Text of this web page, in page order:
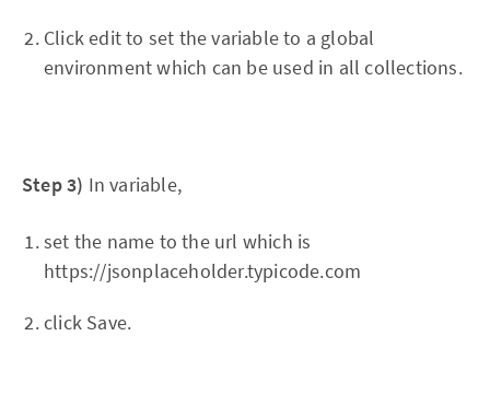
Click edit to set the variable to a global
environment which can be used in all collections.
Step 3) In variable,
set the name to the url which is
https://jsonplaceholder.typicode.com
click Save.